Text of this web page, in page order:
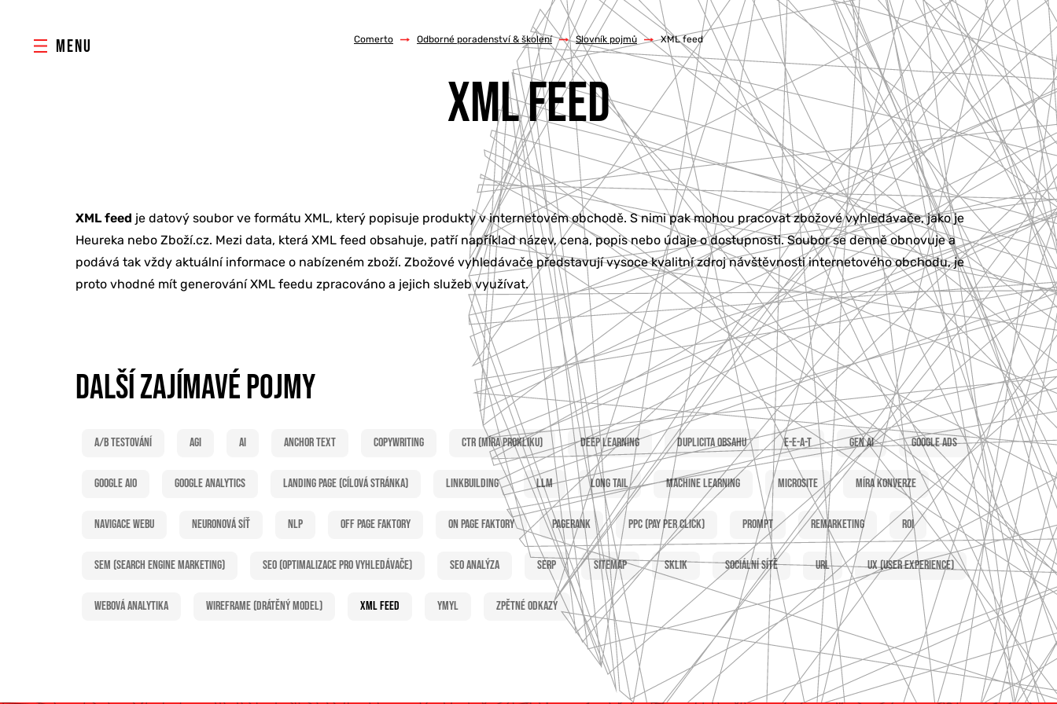
MENU Comerto / Odborné poradenství & školení / Slovník pojmů / XML feed
XML FEED
XML feed je datový soubor ve formátu XML, který popisuje produkty v internetovém obchodě. S nimi pak mohou pracovat zbožové vyhledávače, jako je
Heureka nebo Zboží.cz. Mezi data, která XML feed obsahuje, patří například název, cena, popis nebo údaje o dostupnosti. Soubor se denně obnovuje a
podává tak vždy aktuální informace o nabízeném zboží. Zbožové vyhledávače představují vysoce kvalitní zdroj návštěvnosti internetového obchodu, je
proto vhodné mít generování XML feedu zpracováno a jejich služeb využívat.
DALŠÍ ZAJÍMAVÉ POJMY
A/B testování AGI AI Anchor text Copywriting CTR (míra prokliku) Deep learning Duplicita obsahu E-E-A-T Gen AI Google Ads
Google AIO Google Analytics Landing page (cílová stránka) Linkbuilding LLM Long tail Machine learning Microsite Míra konverze
Navigace webu Neuronová síť NLP Off page faktory On page faktory PageRank PPC (Pay per click) Prompt Remarketing ROI
SEM (Search Engine Marketing) SEO (optimalizace pro vyhledávače) SEO analýza SERP Sitemap Sklik Sociální sítě URL UX (user experience)
Webová analytika Wireframe (drátěný model) XML feed YMYL Zpětné odkazy